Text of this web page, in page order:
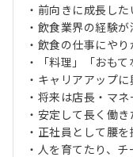
・前向きに成長した
・飲食業界の経験
・飲食の仕事にや
・「料理」「おも
・キャリアアップ
・将来は店長・マ
・安定して長く働
・正社員として腰
・人を育てたり、